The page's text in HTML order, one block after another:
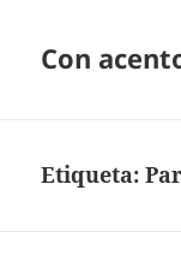
Con
Etiqueta: